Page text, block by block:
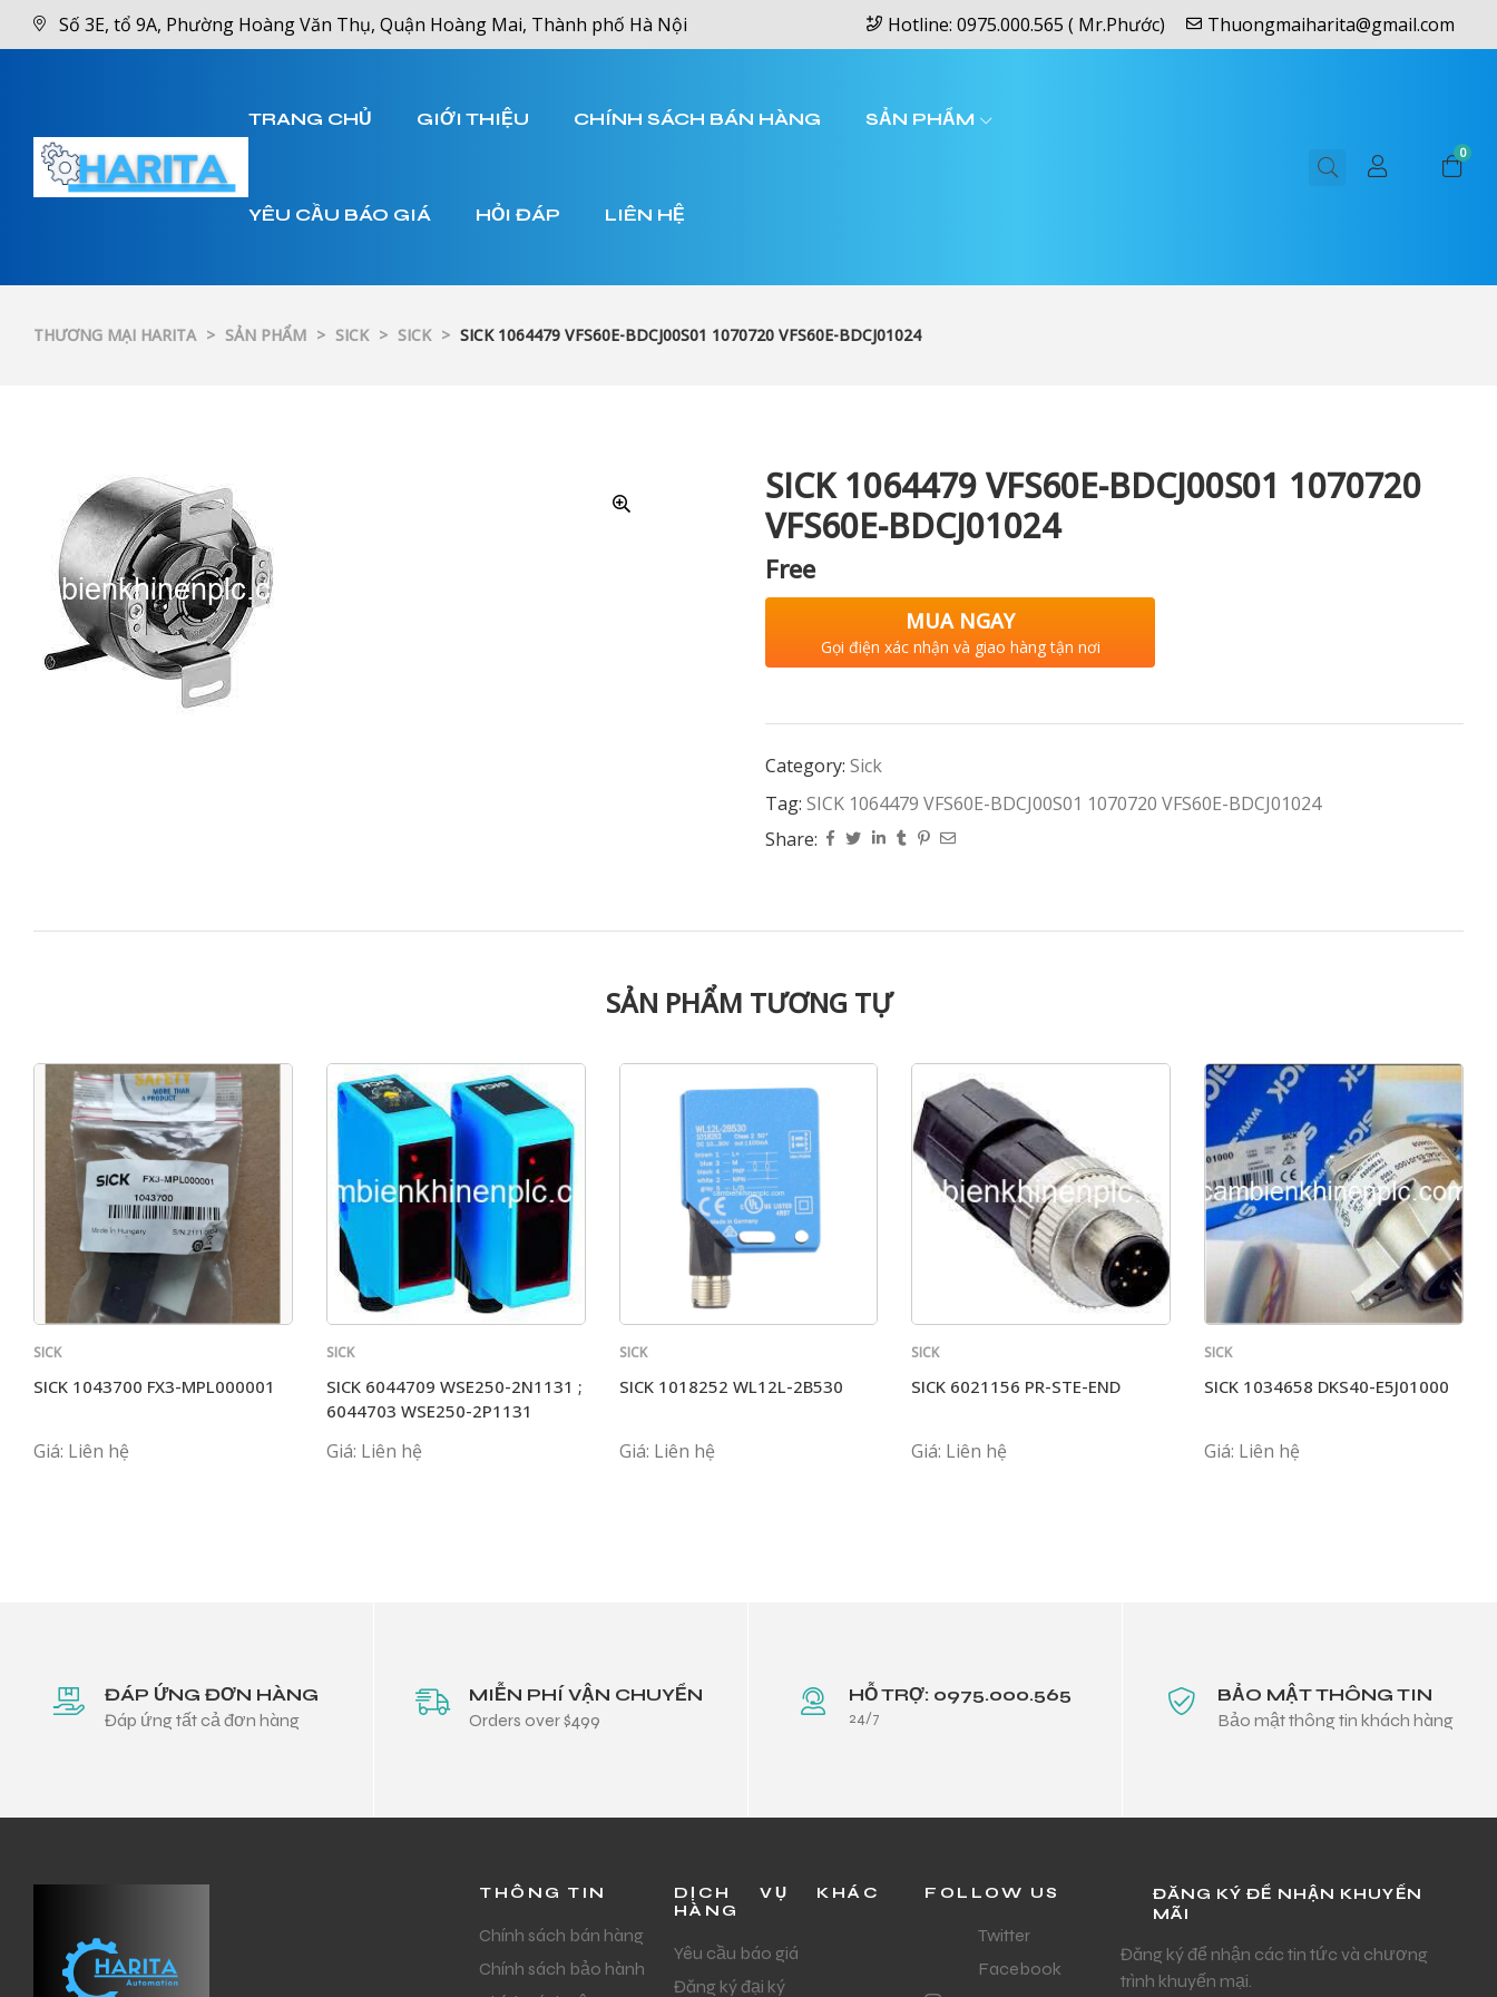
Số 3E, tổ 9A, Phường Hoàng Văn Thụ, Quận Hoàng Mai, Thành phố Hà Nội Hotline: 0975.000.565 ( Mr.Phước) Thuongmaiharita@gmail.com
TRANG CHỦ GIỚI THIỆU CHÍNH SÁCH BÁN HÀNG SẢN PHẨM
YÊU CẦU BÁO GIÁ HỎI ĐÁP LIÊN HỆ
0
THƯƠNG MẠI HARITA > SẢN PHẨM > SICK > SICK > SICK 1064479 VFS60E-BDCJ00S01 1070720 VFS60E-BDCJ01024
SICK 1064479 VFS60E-BDCJ00S01 1070720
VFS60E-BDCJ01024
Free
MUA NGAY
Gọi điện xác nhận và giao hàng tận nơi
Category: Sick
Tag: SICK 1064479 VFS60E-BDCJ00S01 1070720 VFS60E-BDCJ01024
Share:
SẢN PHẨM TƯƠNG TỰ
SICK
SICK 1043700 FX3-MPL000001
Giá: Liên hệ
SICK
SICK 6044709 WSE250-2N1131 ;
6044703 WSE250-2P1131
Giá: Liên hệ
SICK
SICK 1018252 WL12L-2B530
Giá: Liên hệ
SICK
SICK 6021156 PR-STE-END
Giá: Liên hệ
SICK
SICK 1034658 DKS40-E5J01000
Giá: Liên hệ
ĐÁP ỨNG ĐƠN HÀNG
Đáp ứng tất cả đơn hàng
MIỄN PHÍ VẬN CHUYỂN
Orders over $499
HỖ TRỢ: 0975.000.565
24/7
BẢO MẬT THÔNG TIN
Bảo mật thông tin khách hàng
THÔNG TIN
Chính sách bán hàng
Chính sách bảo hành
DỊCH VỤ KHÁC
HÀNG
Yêu cầu báo giá
Đăng ký đại ký
FOLLOW US
Twitter
Facebook
ĐĂNG KÝ ĐỂ NHẬN KHUYẾN
MÃI
Đăng ký để nhận các tin tức và chương
trình khuyến mại.